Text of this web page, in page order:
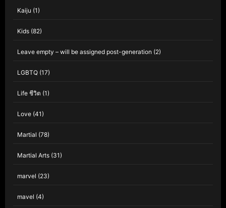
Kaiju (1)
Kids (82)
Leave empty – will be assigned post-generation (2)
LGBTQ (17)
Life ชีวิต (1)
Love (41)
Martial (78)
Martial Arts (31)
marvel (23)
mavel (4)